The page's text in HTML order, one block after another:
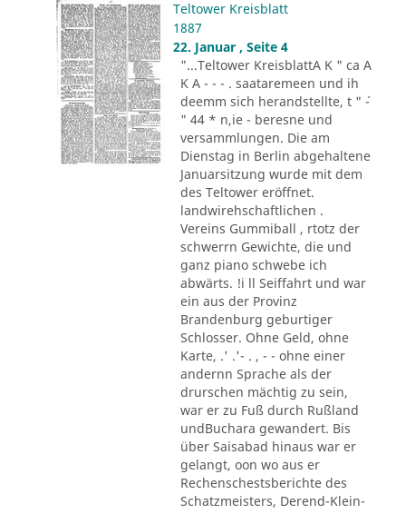
Teltower Kreisblatt
1887
22. Januar , Seite 4
"...Teltower KreisblattA K " ca A
K A - - - . saataremeen und ih
deemm sich herandstellte, t " ´-
" 44 * n,ie - beresne und
versammlungen. Die am
Dienstag in Berlin abgehaltene
Januarsitzung wurde mit dem
des Teltower eröffnet.
landwirehschaftlichen .
Vereins Gummiball , rtotz der
schwerrn Gewichte, die und
ganz piano schwebe ich
abwärts. !i ll Seiffahrt und war
ein aus der Provinz
Brandenburg geburtiger
Schlosser. Ohne Geld, ohne
Karte, .' .'- . , - - ohne einer
andernn Sprache als der
drurschen mächtig zu sein,
war er zu Fuß durch Rußland
undBuchara gewandert. Bis
über Saisabad hinaus war er
gelangt, oon wo aus er
Rechenschestsberichte des
Schatzmeisters, Derend-Klein-